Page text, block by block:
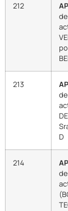
212
213
D
214